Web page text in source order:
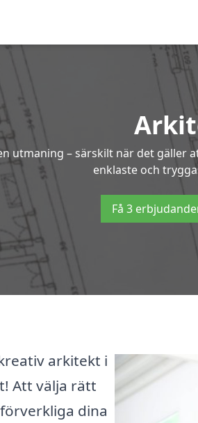
utmaning – särskilt när det
enklaste och
Få 3
arkitekt i
Att välja rätt
dina